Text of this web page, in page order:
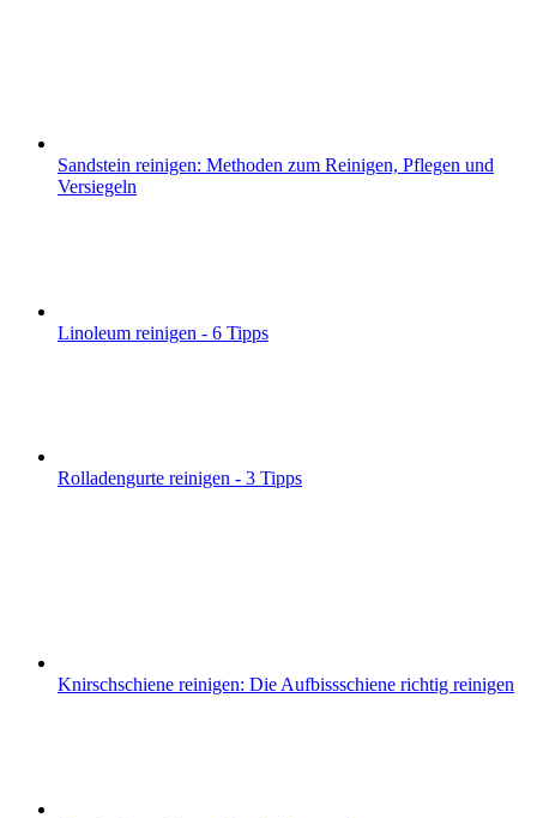
Sandstein reinigen: Methoden zum Reinigen, Pflegen und
Versiegeln
Linoleum reinigen - 6 Tipps
Rolladengurte reinigen - 3 Tipps
Knirschschiene reinigen: Die Aufbissschiene richtig reinigen